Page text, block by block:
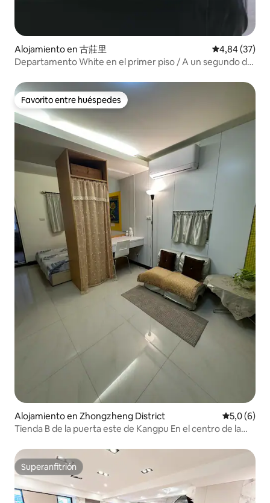
Alojamiento en 古莊里 Calificación
4,84 (37)
Departamento White en el primer piso / A un segundo del
Ximen | Acceso a la Universidad Normal
Favorito entre huéspedes
Favorito entre huéspedes
Alojamiento en Zhongzheng District
5,0 (6)
Tienda B de la puerta este de Kangpu En el centro de la
una acogedora casa unifamiliar.
Superanfitrión
Superanfitrión